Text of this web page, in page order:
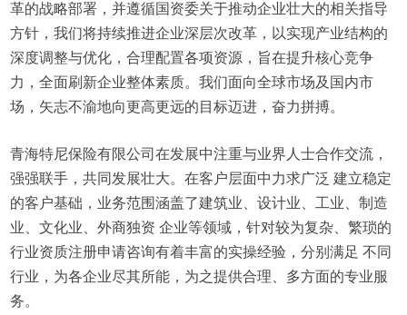
革的战略部署，并遵循国资委关于推动企业壮大的相关指导
方针，我们将持续推进企业深层次改革，以实现产业结构的
深度调整与优化，合理配置各项资源，旨在提升核心竞争
力，全面刷新企业整体素质。我们面向全球市场及国内市
场，矢志不渝地向更高更远的目标迈进，奋力拼搏。
青海特尼保险有限公司在发展中注重与业界人士合作交流，
强强联手，共同发展壮大。在客户层面中力求广泛 建立稳定
的客户基础，业务范围涵盖了建筑业、设计业、工业、制造
业、文化业、外商独资 企业等领域，针对较为复杂、繁琐的
行业资质注册申请咨询有着丰富的实操经验，分别满足 不同
行业，为各企业尽其所能，为之提供合理、多方面的专业服
务。